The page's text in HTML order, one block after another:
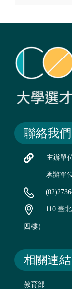
聯絡我們
主辦單
承辦單
110 臺
四樓）
相關連結
教育部